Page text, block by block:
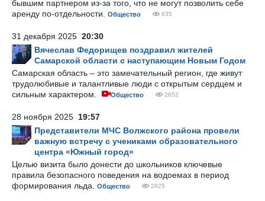
бывшим партнером из-за того, что не могут позволить себе
аренду по-отдельности.
Общество 835
31 декабря 2025 20:30
Вячеслав Федорищев поздравил жителей
Самарской области с наступающим Новым Годом
Самарская область – это замечательный регион, где живут
трудолюбивые и талантливые люди с открытым сердцем и
сильным характером.
Общество 2652
28 ноября 2025 19:57
Представители МЧС Волжского района провели
важную встречу с учениками образовательного
центра «Южный город»
Целью визита было донести до школьников ключевые
правила безопасного поведения на водоемах в период
формирования льда.
Общество 2825